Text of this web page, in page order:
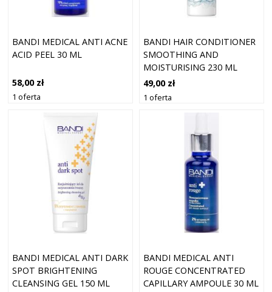
BANDI MEDICAL ANTI ACNE
ACID PEEL 30 ML
58,00 zł
1 oferta
BANDI HAIR CONDITIONER
SMOOTHING AND
MOISTURISING 230 ML
49,00 zł
1 oferta
BANDI MEDICAL ANTI DARK
SPOT BRIGHTENING
CLEANSING GEL 150 ML
BANDI MEDICAL ANTI
ROUGE CONCENTRATED
CAPILLARY AMPOULE 30 ML